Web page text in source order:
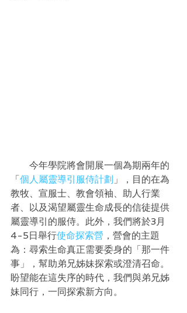
今年學院將會開展一個為期兩年的
「個人屬靈導引服侍計劃 」，目的在為
教牧、宣服士、教會領袖、助人行業
者、以及渴望屬靈生命成長的信徒提供
屬靈導引的服侍。此外，我們將於3月
4-5日舉行使命探索營 ，營會的主題
為：尋索生命真正需要委身的「那一件
事」，幫助弟兄姊妹探索或澄清召命。
盼望能在這失序的時代，我們與弟兄姊
妹同行，一同探索新方向。